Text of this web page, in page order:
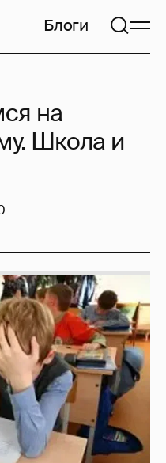
Блоги
на
Школа и